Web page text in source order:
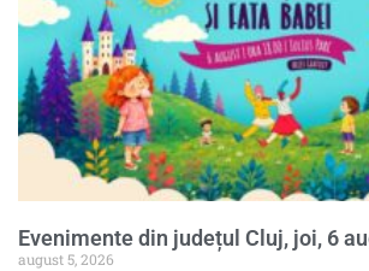
Evenimente din județul Cluj, joi, 6
august 5, 2026